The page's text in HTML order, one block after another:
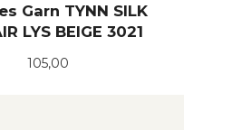
Garn TYNN SILK
LYS BEIGE 3021
Pris
105,00